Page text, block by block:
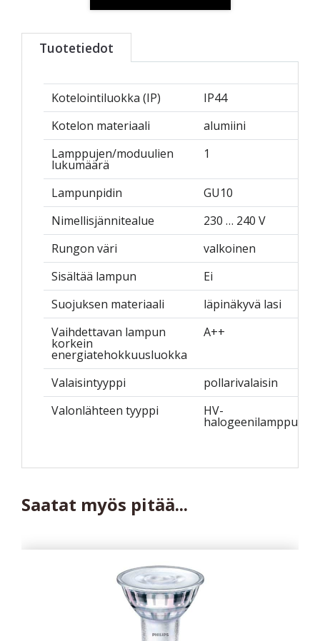
Tuotetiedot
Kotelointiluokka (IP)
IP44
Kotelon materiaali
alumiini
Lamppujen/moduulien
lukumäärä
1
Lampunpidin
GU10
Nimellisjännitealue
230 … 240 V
Rungon väri
valkoinen
Sisältää lampun
Ei
Suojuksen materiaali
läpinäkyvä lasi
Vaihdettavan lampun
korkein
energiatehokkuusluokka
A++
Valaisintyyppi
pollarivalaisin
Valonlähteen tyyppi
HV-
halogeenilamppu
Saatat myös pitää...